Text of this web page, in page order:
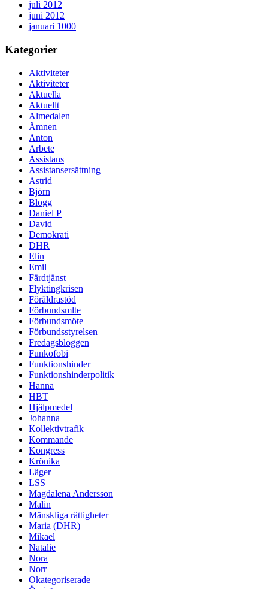
juli 2012
juni 2012
januari 1000
Kategorier
Aktiviteter
Aktiviteter
Aktuella
Aktuellt
Almedalen
Ämnen
Anton
Arbete
Assistans
Assistansersättning
Astrid
Björn
Blogg
Daniel P
David
Demokrati
DHR
Elin
Emil
Färdtjänst
Flyktingkrisen
Föräldrastöd
Förbundsmlte
Förbundsmöte
Förbundsstyrelsen
Fredagsbloggen
Funkofobi
Funktionshinder
Funktionshinderpolitik
Hanna
HBT
Hjälpmedel
Johanna
Kollektivtrafik
Kommande
Kongress
Krönika
Läger
LSS
Magdalena Andersson
Malin
Mänskliga rättigheter
Maria (DHR)
Mikael
Natalie
Nora
Norr
Okategoriserade